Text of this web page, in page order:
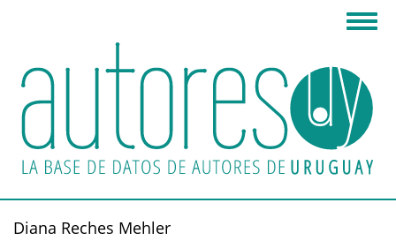
principal
Diana Reches Mehler